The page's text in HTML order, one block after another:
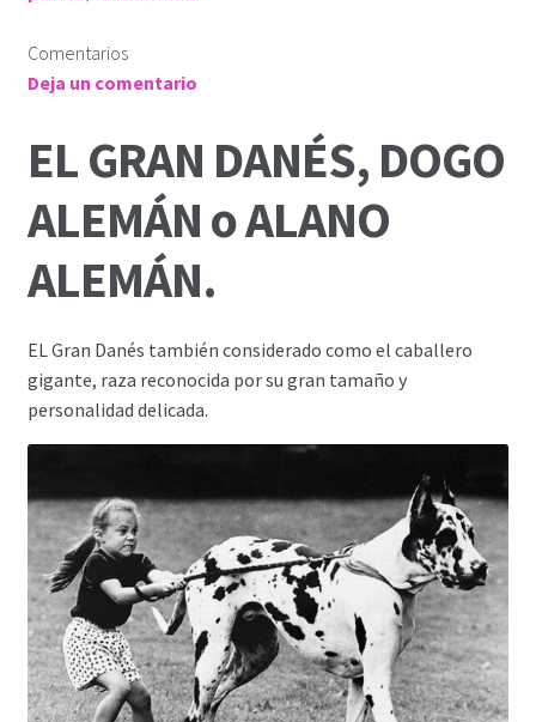
Comentarios
Deja un comentario
EL GRAN DANÉS, DOGO
ALEMÁN o ALANO
ALEMÁN.
EL Gran Danés también considerado como el caballero
gigante, raza reconocida por su gran tamaño y
personalidad delicada.